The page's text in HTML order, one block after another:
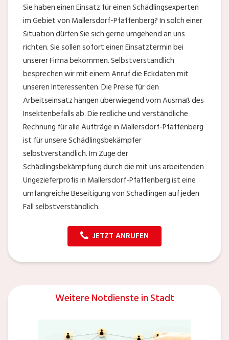
Sie haben einen Einsatz für einen Schädlingsexperten
im Gebiet von Mallersdorf-Pfaffenberg? In solch einer
Situation dürfen Sie sich gerne umgehend an uns
richten. Sie sollen sofort einen Einsatztermin bei
unserer Firma bekommen. Selbstverständlich
besprechen wir mit einem Anruf die Eckdaten mit
unseren Interessenten. Die Preise für den
Arbeitseinsatz hängen überwiegend vom Ausmaß des
Insektenbefalls ab. Die redliche und verständliche
Rechnung für alle Aufträge in Mallersdorf-Pfaffenberg
ist für unsere Schädlingsbekämpfer
selbstverständlich. Im Zuge der
Schädlingsbekämpfung durch die mit uns arbeitenden
Ungezieferprofis in Mallersdorf-Pfaffenberg ist eine
umfangreiche Beseitigung von Schädlingen auf jeden
Fall selbstverständlich.
JETZT ANRUFEN
Weitere Notdienste in Stadt